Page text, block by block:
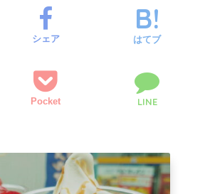
シェア はてブ
Pocket LINE